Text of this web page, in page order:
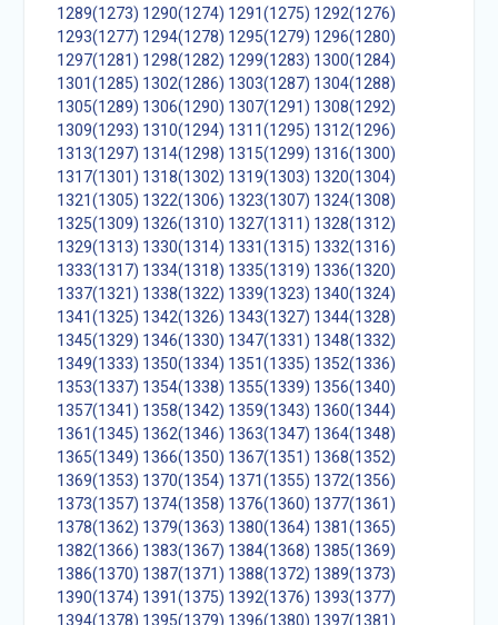
1289(1273) 1290(1274) 1291(1275) 1292(1276)
1293(1277) 1294(1278) 1295(1279) 1296(1280)
1297(1281) 1298(1282) 1299(1283) 1300(1284)
1301(1285) 1302(1286) 1303(1287) 1304(1288)
1305(1289) 1306(1290) 1307(1291) 1308(1292)
1309(1293) 1310(1294) 1311(1295) 1312(1296)
1313(1297) 1314(1298) 1315(1299) 1316(1300)
1317(1301) 1318(1302) 1319(1303) 1320(1304)
1321(1305) 1322(1306) 1323(1307) 1324(1308)
1325(1309) 1326(1310) 1327(1311) 1328(1312)
1329(1313) 1330(1314) 1331(1315) 1332(1316)
1333(1317) 1334(1318) 1335(1319) 1336(1320)
1337(1321) 1338(1322) 1339(1323) 1340(1324)
1341(1325) 1342(1326) 1343(1327) 1344(1328)
1345(1329) 1346(1330) 1347(1331) 1348(1332)
1349(1333) 1350(1334) 1351(1335) 1352(1336)
1353(1337) 1354(1338) 1355(1339) 1356(1340)
1357(1341) 1358(1342) 1359(1343) 1360(1344)
1361(1345) 1362(1346) 1363(1347) 1364(1348)
1365(1349) 1366(1350) 1367(1351) 1368(1352)
1369(1353) 1370(1354) 1371(1355) 1372(1356)
1373(1357) 1374(1358) 1376(1360) 1377(1361)
1378(1362) 1379(1363) 1380(1364) 1381(1365)
1382(1366) 1383(1367) 1384(1368) 1385(1369)
1386(1370) 1387(1371) 1388(1372) 1389(1373)
1390(1374) 1391(1375) 1392(1376) 1393(1377)
1394(1378) 1395(1379) 1396(1380) 1397(1381)